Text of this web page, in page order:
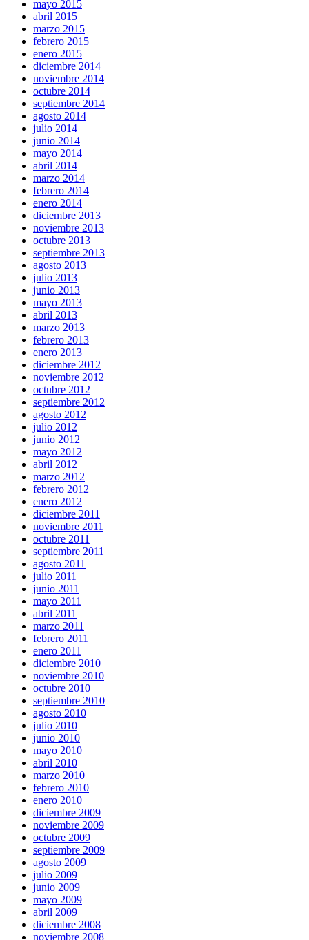
mayo 2015
abril 2015
marzo 2015
febrero 2015
enero 2015
diciembre 2014
noviembre 2014
octubre 2014
septiembre 2014
agosto 2014
julio 2014
junio 2014
mayo 2014
abril 2014
marzo 2014
febrero 2014
enero 2014
diciembre 2013
noviembre 2013
octubre 2013
septiembre 2013
agosto 2013
julio 2013
junio 2013
mayo 2013
abril 2013
marzo 2013
febrero 2013
enero 2013
diciembre 2012
noviembre 2012
octubre 2012
septiembre 2012
agosto 2012
julio 2012
junio 2012
mayo 2012
abril 2012
marzo 2012
febrero 2012
enero 2012
diciembre 2011
noviembre 2011
octubre 2011
septiembre 2011
agosto 2011
julio 2011
junio 2011
mayo 2011
abril 2011
marzo 2011
febrero 2011
enero 2011
diciembre 2010
noviembre 2010
octubre 2010
septiembre 2010
agosto 2010
julio 2010
junio 2010
mayo 2010
abril 2010
marzo 2010
febrero 2010
enero 2010
diciembre 2009
noviembre 2009
octubre 2009
septiembre 2009
agosto 2009
julio 2009
junio 2009
mayo 2009
abril 2009
diciembre 2008
noviembre 2008